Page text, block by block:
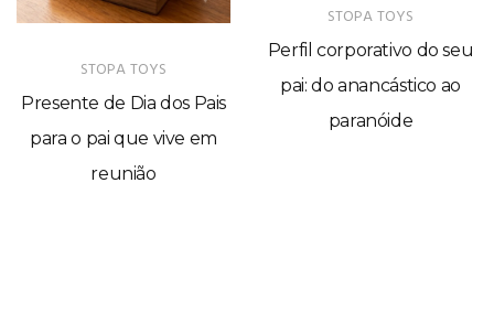
STOPA TOYS
Presente de Dia dos Pais
para o pai que vive em
reunião
STOPA TOYS
Perfil corporativo do seu
pai: do anancástico ao
paranóide